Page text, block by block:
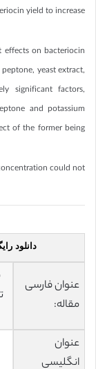
yield to increase
on bacteriocin
yeast extract,
significant factors,
and potassium
of the former being
could not
دانلود
عنوان فارسی
مقاله:
عنوان
انگلیسی